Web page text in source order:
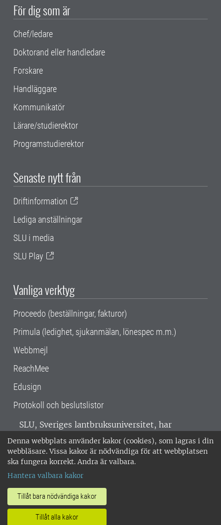
Denna webbplats använder kakor (cookies), som lagras i din
webbläsare. Vissa kakor är nödvändiga för att webbplatsen
ska fungera korrekt. Andra är valbara.
Hantera valbara kakor
Tillåt bara nödvändiga kakor
Tillåt alla kakor
För dig som är
Chef/ledare
Doktorand eller handledare
Forskare
Handläggare
Kommunikatör
Lärare/studierektor
Programstudierektor
Senaste nytt från
Driftinformation
Lediga anställningar
SLU i media
SLU Play
Vanliga verktyg
Proceedo (beställningar, fakturor)
Primula (ledighet, sjukanmälan, lönespec m.m.)
Webbmejl
ReachMee
Edusign
Protokoll och beslutslistor
SLU, Sveriges lantbruksuniversitet, har
verksamhet över hela Sverige. Huvudorter är
Alnarp, Uppsala och Umeå.SLU är
miljöcertifierat enligt ISO 14001. •
018-67 10 00 • Org nr: 202100-2817 •
Om SLU:s webbplatser
•Hantera kakor•Behandling av
personuppgifter